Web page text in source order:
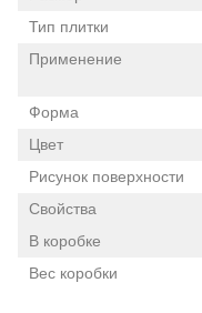
Тип плитки
Применение
Форма
Цвет
Рисунок поверхности
Свойства
В коробке
Вес коробки